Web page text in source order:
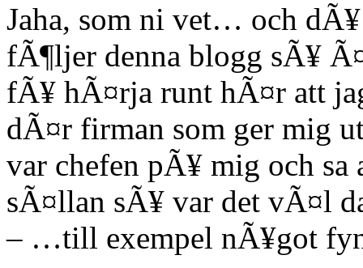
Jaha, som ni vet… och
fÃ¶ljer denna blogg sÃ¥
fÃ¥ hÃ¤rja runt hÃ¤r att
dÃ¤r firman som ger mig
var chefen pÃ¥ mig och
sÃ¤llan sÃ¥ var det vÃ¤l
– …till exempel nÃ¥got